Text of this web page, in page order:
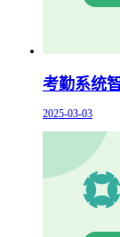
考勤系统
2025-03-03